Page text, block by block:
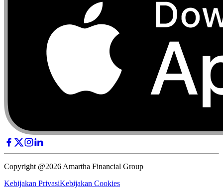
Copyright @2026 Amartha Financial Group
Kebijakan PrivasiKebijakan Cookies